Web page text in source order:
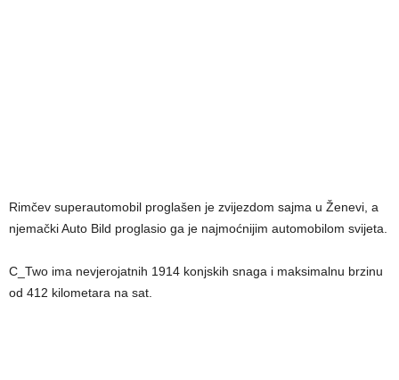
Rimčev superautomobil proglašen je zvijezdom sajma u Ženevi, a
njemački Auto Bild proglasio ga je najmoćnijim automobilom svijeta.
C_Two ima nevjerojatnih 1914 konjskih snaga i maksimalnu brzinu
od 412 kilometara na sat.